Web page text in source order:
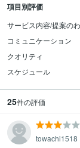
項目別評価
サービス内容/提案の
コミュニケーション
クオリティ
スケジュール
25件の評価
towachi1518